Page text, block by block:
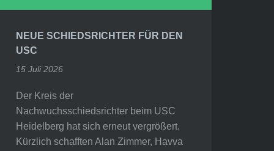
NEUE SCHIEDSRICHTER FÜR DEN
USC
15 Juli 2026
Der Kreis der
Nachwuchsschiedsrichter beim USC
Heidelberg hat sich erneut vergrößert.
Kürzlich schafften Alan Zimmer, Havva